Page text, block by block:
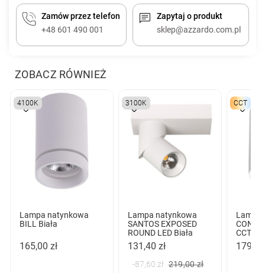
Zamów przez telefon
+48 601 490 001
Zapytaj o produkt
sklep@azzardo.com.pl
ZOBACZ RÓWNIEŻ
4100K
Lampa natynkowa
BILL Biała
165,00 zł
3100K
Lampa natynkowa
SANTOS EXPOSED
ROUND LED Biała
131,40 zł
-87,60 zł 219,00 zł
CCT
Lampa
CCT
179,00